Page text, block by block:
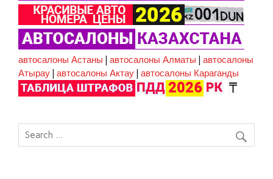
автосалоны Астаны |автосалоны Алматы |автосалоны
Атырау |автосалоны Актау |автосалоны Караганды